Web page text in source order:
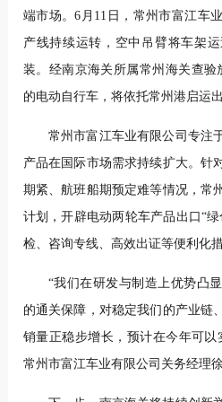
端市场。6月11日，常州市富江车
产线持续运转，空中吊臂将车架
装。经南京海关所属常州海关查验
的电动自行车，将依托常州港启运出
常州市富江车业有限公司专注
产品在国际市场需求持续扩大。针
期紧、航班船期预定难等情况，常
计划，开辟电动两轮车产品出口“
检、咨询专线、高效出证等便利化措
“我们在研发与制造上优势凸
的通关保障，对稳定我们的产业链
销量正稳步增长，预计在今年可以
常州市富江车业有限公司关务经理徐